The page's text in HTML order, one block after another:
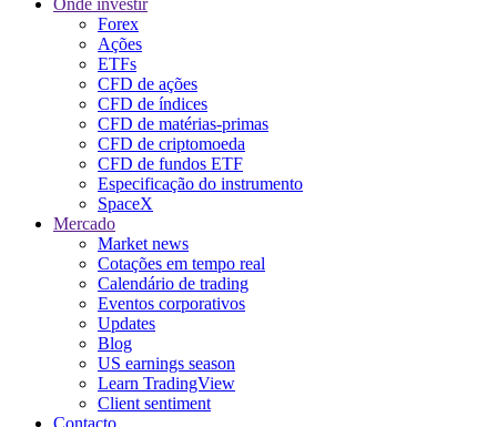
Forex
Ações
ETFs
CFD de ações
CFD de índices
CFD de matérias-primas
CFD de criptomoeda
CFD de fundos ETF
Especificação do instrumento
SpaceX
Mercado
Market news
Cotações em tempo real
Calendário de trading
Eventos corporativos
Updates
Blog
US earnings season
Learn TradingView
Client sentiment
Contacto